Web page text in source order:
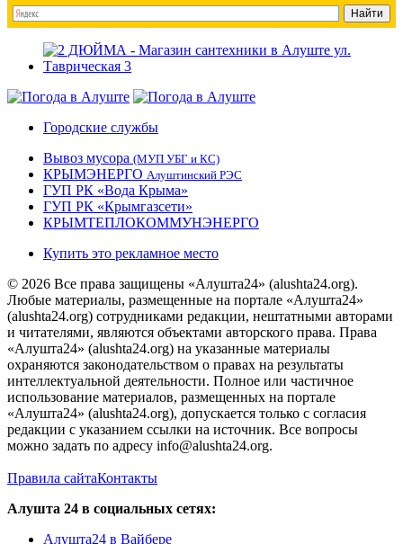
Городские службы
Вывоз мусора (МУП УБГ и КС)
КРЫМЭНЕРГО Алуштинский РЭС
ГУП РК «Вода Крыма»
ГУП РК «Крымгазсети»
КРЫМТЕПЛОКОММУНЭНЕРГО
Купить это рекламное место
© 2026 Все права защищены «Алушта24» (alushta24.org).
Любые материалы, размещенные на портале «Алушта24»
(alushta24.org) сотрудниками редакции, нештатными авторами
и читателями, являются объектами авторского права. Права
«Алушта24» (alushta24.org) на указанные материалы
охраняются законодательством о правах на результаты
интеллектуальной деятельности. Полное или частичное
использование материалов, размещенных на портале
«Алушта24» (alushta24.org), допускается только с согласия
редакции с указанием ссылки на источник. Все вопросы
можно задать по адресу info@alushta24.org.
Правила сайтаКонтакты
Алушта 24 в социальных сетях:
Алушта24 в Вайбере